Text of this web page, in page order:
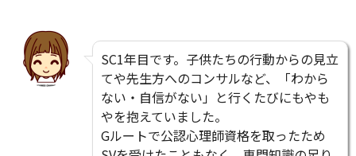
SC1年目です。子供たちの行動からの見立
てや先生方へのコンサルなど、「わから
ない・自信がない」と行くたびにもやも
やを抱えていました。
Gルートで公認心理師資格を取ったため